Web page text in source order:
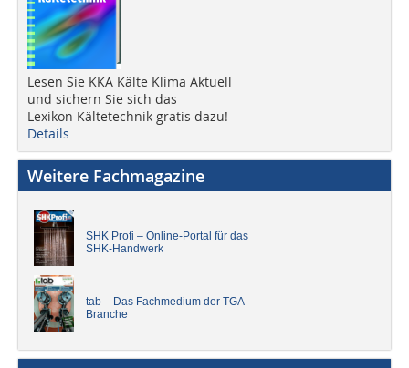
Lesen Sie KKA Kälte Klima Aktuell
und sichern Sie sich das
Lexikon Kältetechnik gratis dazu!
Details
Weitere Fachmagazine
SHK Profi – Online-Portal für das
SHK-Handwerk
tab – Das Fachmedium der TGA-
Branche